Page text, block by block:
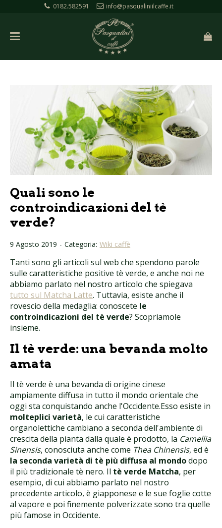
0182.582591 info@pasqualiniilcaffe.it
Quali sono le
controindicazioni del tè
verde?
9 Agosto 2019 - Categoria: Wiki caffè
Tanti sono gli articoli sul web che spendono parole
sulle caratteristiche positive tè verde, e anche noi ne
abbiamo parlato nel nostro articolo che spiegava
tutto sul Matcha Latte. Tuttavia, esiste anche il
rovescio della medaglia: conoscete le
controindicazioni del tè verde? Scopriamole
insieme.
Il tè verde: una bevanda molto
amata
Il tè verde è una bevanda di origine cinese
ampiamente diffusa in tutto il mondo orientale che
oggi sta conquistando anche l'Occidente.Esso esiste in
molteplici varietà, le cui caratteristiche
organolettiche cambiano a seconda dell'ambiente di
crescita della pianta dalla quale è prodotto, la Camellia
Sinensis, conosciuta anche come Thea Chinensis, ed è
la seconda varietà di tè più diffusa al mondodopo
il più tradizionale tè nero. Il tè verde Matcha, per
esempio, di cui abbiamo parlato nel nostro
precedente articolo, è giapponese e le sue foglie cotte
al vapore e poi finemente polverizzate sono tra quelle
più famose in Occidente.